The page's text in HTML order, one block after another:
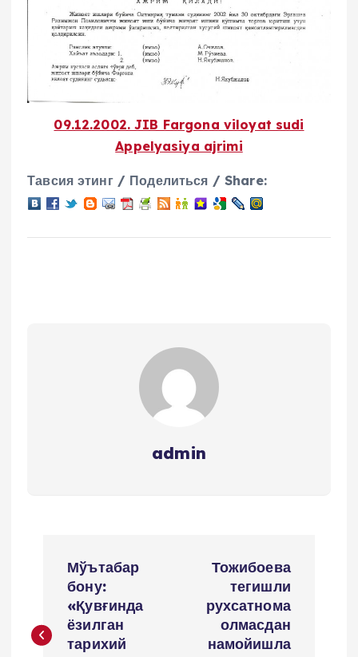
09.12.2002. JIB Fargona viloyat sudi
Appelyasiya ajrimi
Тавсия этинг / Поделиться / Share:
admin
s
Мўътабар
бону:
«Қувғинда
ёзилган
тарихий
Тожибоева
тегишли
рухсатнома
олмасдан
намойишла